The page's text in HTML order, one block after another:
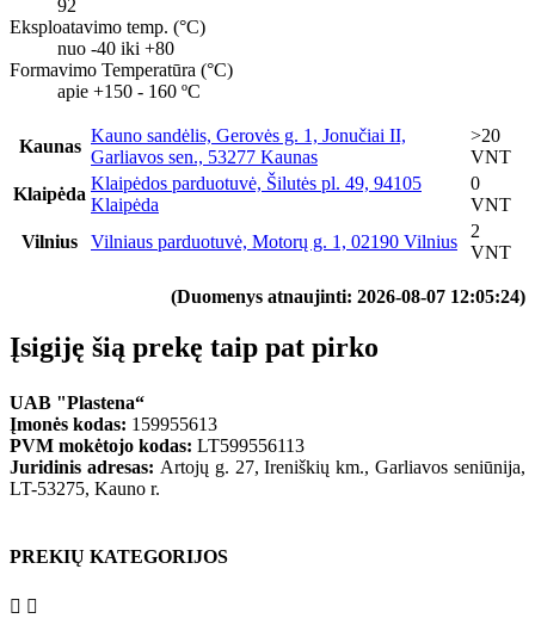
92
Eksploatavimo temp. (°C)
nuo -40 iki +80
Formavimo Temperatūra (°C)
apie +150 - 160 ºC
Kaunas
Kauno sandėlis, Gerovės g. 1, Jonučiai II,
Garliavos sen., 53277 Kaunas
>20
VNT
Klaipėda
Klaipėdos parduotuvė, Šilutės pl. 49, 94105
Klaipėda
0
VNT
Vilnius
Vilniaus parduotuvė, Motorų g. 1, 02190 Vilnius
2
VNT
(Duomenys atnaujinti: 2026-08-07 12:05:24)
Įsigiję šią prekę taip pat pirko
UAB "Plastena“
Įmonės kodas: 159955613
PVM mokėtojo kodas: LT599556113
Juridinis adresas: Artojų g. 27, Ireniškių km., Garliavos seniūnija,
LT-53275, Kauno r.
PREKIŲ KATEGORIJOS
 